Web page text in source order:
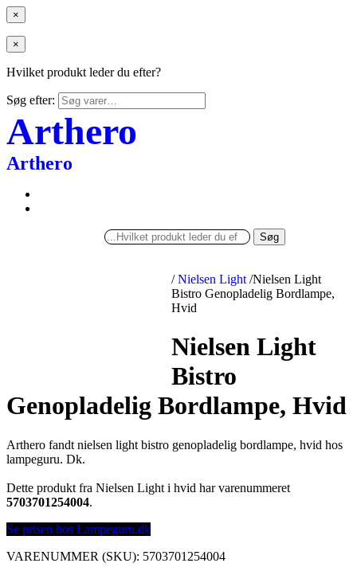
×
×
Hvilket produkt leder du efter?
Søg efter:
Arthero
Arthero
Søg
/ Nielsen Light /Nielsen Light
Bistro Genopladelig Bordlampe,
Hvid
Nielsen Light
Bistro
Genopladelig Bordlampe, Hvid
Arthero fandt nielsen light bistro genopladelig bordlampe, hvid hos
lampeguru. Dk.
Dette produkt fra Nielsen Light i hvid har varenummeret
5703701254004.
Se prisen hos Lampeguru.dk
VARENUMMER (SKU): 5703701254004